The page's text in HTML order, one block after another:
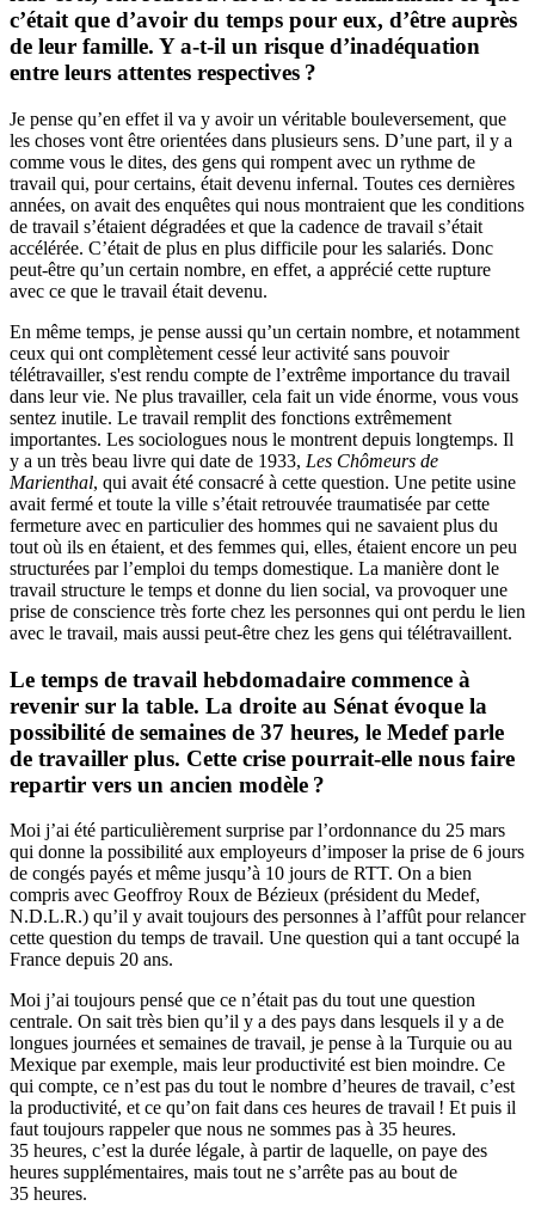
c’était que d’avoir du temps pour eux, d’être auprès
de leur famille. Y a-t-il un risque d’inadéquation
entre leurs attentes respectives ?
Je pense qu’en effet il va y avoir un véritable bouleversement, que
les choses vont être orientées dans plusieurs sens. D’une part, il y a
comme vous le dites, des gens qui rompent avec un rythme de
travail qui, pour certains, était devenu infernal. Toutes ces dernières
années, on avait des enquêtes qui nous montraient que les conditions
de travail s’étaient dégradées et que la cadence de travail s’était
accélérée. C’était de plus en plus difficile pour les salariés. Donc
peut-être qu’un certain nombre, en effet, a apprécié cette rupture
avec ce que le travail était devenu.
En même temps, je pense aussi qu’un certain nombre, et notamment
ceux qui ont complètement cessé leur activité sans pouvoir
télétravailler, s'est rendu compte de l’extrême importance du travail
dans leur vie. Ne plus travailler, cela fait un vide énorme, vous vous
sentez inutile. Le travail remplit des fonctions extrêmement
importantes. Les sociologues nous le montrent depuis longtemps. Il
y a un très beau livre qui date de 1933, Les Chômeurs de
Marienthal, qui avait été consacré à cette question. Une petite usine
avait fermé et toute la ville s’était retrouvée traumatisée par cette
fermeture avec en particulier des hommes qui ne savaient plus du
tout où ils en étaient, et des femmes qui, elles, étaient encore un peu
structurées par l’emploi du temps domestique. La manière dont le
travail structure le temps et donne du lien social, va provoquer une
prise de conscience très forte chez les personnes qui ont perdu le lien
avec le travail, mais aussi peut-être chez les gens qui télétravaillent.
Le temps de travail hebdomadaire commence à
revenir sur la table. La droite au Sénat évoque la
possibilité de semaines de 37 heures, le Medef parle
de travailler plus. Cette crise pourrait-elle nous faire
repartir vers un ancien modèle ?
Moi j’ai été particulièrement surprise par l’ordonnance du 25 mars
qui donne la possibilité aux employeurs d’imposer la prise de 6 jours
de congés payés et même jusqu’à 10 jours de RTT. On a bien
compris avec Geoffroy Roux de Bézieux (président du Medef,
N.D.L.R.) qu’il y avait toujours des personnes à l’affût pour relancer
cette question du temps de travail. Une question qui a tant occupé la
France depuis 20 ans.
Moi j’ai toujours pensé que ce n’était pas du tout une question
centrale. On sait très bien qu’il y a des pays dans lesquels il y a de
longues journées et semaines de travail, je pense à la Turquie ou au
Mexique par exemple, mais leur productivité est bien moindre. Ce
qui compte, ce n’est pas du tout le nombre d’heures de travail, c’est
la productivité, et ce qu’on fait dans ces heures de travail ! Et puis il
faut toujours rappeler que nous ne sommes pas à 35 heures.
35 heures, c’est la durée légale, à partir de laquelle, on paye des
heures supplémentaires, mais tout ne s’arrête pas au bout de
35 heures.